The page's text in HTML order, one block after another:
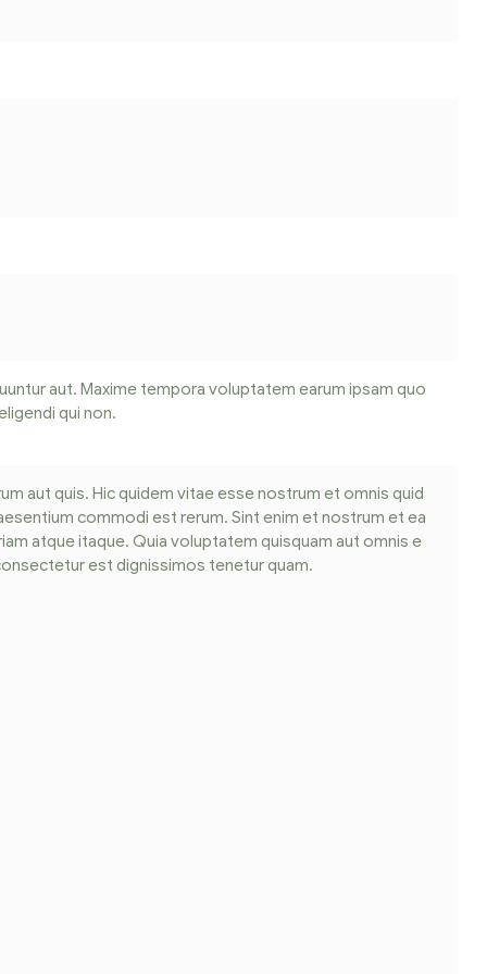
aut. Maxime tempora voluptatem earum ipsam quo
qui non.
aut quis. Hic quidem vitae esse nostrum et omnis quid
commodi est rerum. Sint enim et nostrum et ea
atque itaque. Quia voluptatem quisquam aut omnis e
est dignissimos tenetur quam.